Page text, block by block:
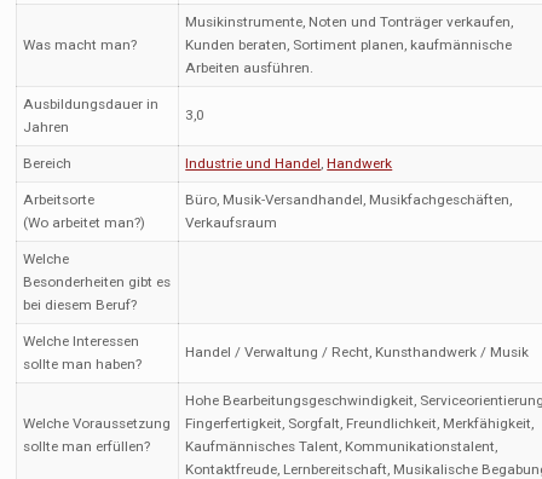
Was macht man?
Musikinstrumente, Noten und Tonträger verkaufen,
Kunden beraten, Sortiment planen, kaufmännische
Arbeiten ausführen.
Ausbildungsdauer in
Jahren
3,0
Bereich Industrie und Handel,Handwerk
Arbeitsorte
(Wo arbeitet man?)
Büro, Musik-Versandhandel, Musikfachgeschäften,
Verkaufsraum
Welche
Besonderheiten gibt es
bei diesem Beruf?
Welche Interessen
sollte man haben?
Handel / Verwaltung / Recht, Kunsthandwerk / Musik
Welche Voraussetzung
sollte man erfüllen?
Hohe Bearbeitungsgeschwindigkeit,
Fingerfertigkeit, Sorgfalt, Freundlichkeit, Merkfähigkeit,
Kaufmännisches Talent, Kommunikationstalent,
Kontaktfreude, Lernbereitschaft, Musikalische